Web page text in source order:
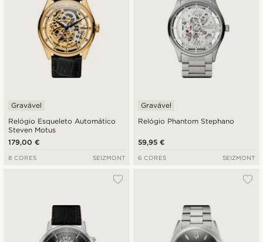
Relógio Esqueleto Automático
Steven Motus
Gravável
179,00 €
8 CORES SEIZMONT
Relógio Phantom Stephano
Gravável
59,95 €
6 CORES SEIZMONT